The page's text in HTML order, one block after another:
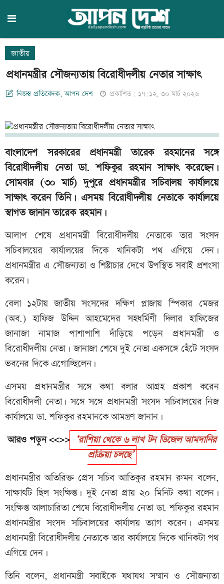
জাতীয়
প্রধানমন্ত্রীর সৌজন্যতায় বিরোধীদলীয় নেতার সাক্ষাৎ
নিজস্ব প্রতিবেদক, আপন দেশ প্রকাশিত: ১৭:১২, ৩০ মার্চ ২০২৬
বাংলাদেশ সরকারের প্রধানমন্ত্রী তারেক রহমানের সঙ্গে
বিরোধীদলীয় নেতা ডা. শফিকুর রহমান সাক্ষাৎ করেছেন।
সোমবার (৩০ মার্চ) দুপুরে প্রধানমন্ত্রীর সচিবালয় কার্যালয়ে
সাক্ষাৎ করেন তিনি। এসময় বিরোধীদলীয় নেতাকে কার্যালয়ে
স্বাগত জানান তারেক রহমান।
আলাপ শেষে প্রধানমন্ত্রী বিরোধীদলীয় নেতাকে তার সংসদ
সচিবালয়ের কার্যালয়ের দিকে খানিকটা পথ এগিয়ে দেন।
প্রধানমন্ত্রীর এ সৌজন্যতা ও শিষ্টাচার দেখে উপস্থিত সবাই প্রশংসা
করেন।
বেলা ১২টায় জাতীয় সংসদের দক্ষিণ প্লাজায় স্পিকার মেজর
(অব.) হাফিজ উদ্দিন আহমেদের সহধর্মিণী দিলার হাফিজের
জানাজা নামাজ পাশাপাশি দাঁড়িয়ে পড়েন প্রধানমন্ত্রী ও
বিরোধীদলীয় নেতা। জানাজা শেষে দুই নেতা একসঙ্গে হেঁটে সংসদ
ভবনের দিকে এগোচ্ছিলেন।
এসময় প্রধানমন্ত্রীর সঙ্গে কথা বলার আগ্রহ প্রকাশ করেন
বিরোধীদলী নেতা। সঙ্গে সঙ্গে প্রধানমন্ত্রী সংসদ সচিবালয়ের নিজ
কার্যালয়ে ডা. শফিকুর রহমানকে আমন্ত্রণ জানান।
আরও পড়ুন <<>> ‘রাশিয়া থেকে ৬ লাখ টন ডিজেল আমদানির
প্রক্রিয়া চলছে’
প্রধানমন্ত্রীর অতিরিক্ত প্রেস সচিব আতিকুর রহমান রুমন বলেন,
সাক্ষাৎটি ছিল সংক্ষিপ্ত। দুই নেতা প্রায় ২০ মিনিট কথা বলেন।
সংক্ষিপ্ত আলাচারিতা শেষে বিরোধীদলীয় নেতা ডা. শফিকুর রহমান
প্রধানমন্ত্রীর সংসদ সচিবালয়ের কার্যালয় ত্যাগ করেন। এসময়
প্রধানমন্ত্রী বিরোধীদলীয় নেতাকে তার কার্যালয়ে দিকে খানিকটা পথ
এগিয়ে দেন।
তিনি বলেন, প্রধানমন্ত্রী সবাইকে যথাযথ সম্মান ও সৌজন্যতা